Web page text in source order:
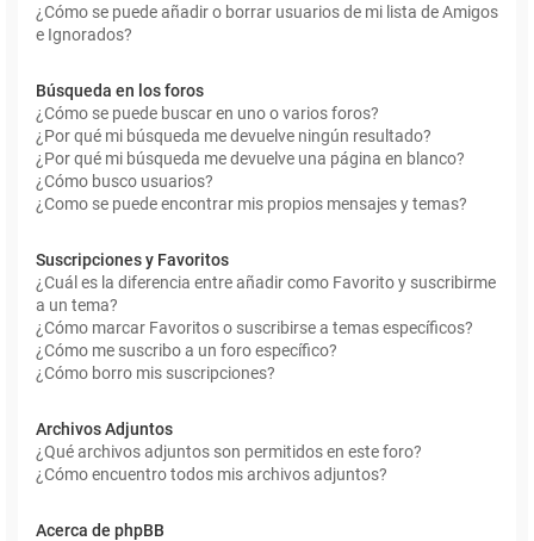
¿Cómo se puede añadir o borrar usuarios de mi lista de Amigos
e Ignorados?
Búsqueda en los foros
¿Cómo se puede buscar en uno o varios foros?
¿Por qué mi búsqueda me devuelve ningún resultado?
¿Por qué mi búsqueda me devuelve una página en blanco?
¿Cómo busco usuarios?
¿Como se puede encontrar mis propios mensajes y temas?
Suscripciones y Favoritos
¿Cuál es la diferencia entre añadir como Favorito y suscribirme
a un tema?
¿Cómo marcar Favoritos o suscribirse a temas específicos?
¿Cómo me suscribo a un foro específico?
¿Cómo borro mis suscripciones?
Archivos Adjuntos
¿Qué archivos adjuntos son permitidos en este foro?
¿Cómo encuentro todos mis archivos adjuntos?
Acerca de phpBB